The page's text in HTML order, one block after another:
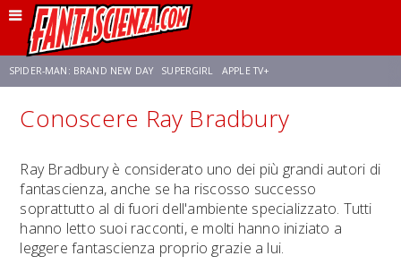
SPIDER-MAN: BRAND NEW DAY SUPERGIRL APPLE TV+
FRANCO RICCIARDIELLO ZENDAYA STAR TREK AVENGERS: DOOMSDAY
NETFLIX SADIE SINK STAR TREK: STRANGE NEW WORLDS
Conoscere Ray Bradbury
Ray Bradbury è considerato uno dei più grandi autori di
fantascienza, anche se ha riscosso successo
soprattutto al di fuori dell'ambiente specializzato. Tutti
hanno letto suoi racconti, e molti hanno iniziato a
leggere fantascienza proprio grazie a lui.